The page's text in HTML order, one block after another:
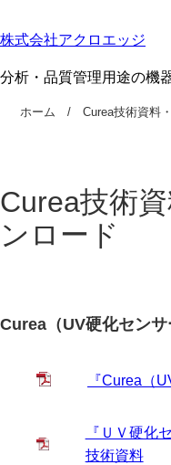
株式会社アクロエッジ
分析・品質管理用途の機
ホーム Curea技術資料
Curea技術
ンロード
Curea（UV硬化センサ
『Curea（
『ＵＶ硬化
技術資料